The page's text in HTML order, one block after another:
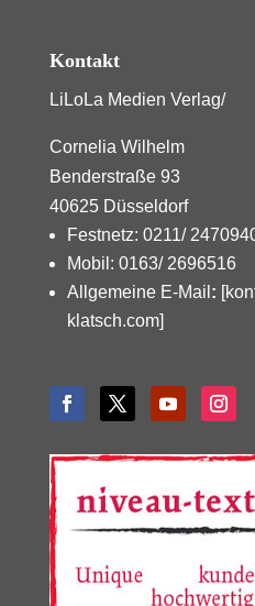
Kontakt
LiLoLa Medien Verlag/
Cornelia Wilhelm
Benderstraße 93
40625 Düsseldorf
Festnetz: 0211/
Mobil: 0163/ 2696516
Allgemeine E-Mail :
klatsch.com]